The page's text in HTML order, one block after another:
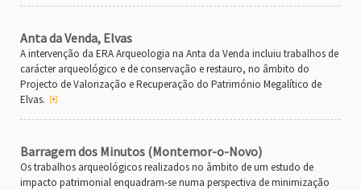
Anta da Venda, Elvas
A intervenção da ERA Arqueologia na Anta da Venda incluiu trabalhos de
carácter arqueológico e de conservação e restauro, no âmbito do
Projecto de Valorização e Recuperação do Património Megalítico de
Elvas.
Barragem dos Minutos (Montemor-o-Novo)
Os trabalhos arqueológicos realizados no âmbito de um estudo de
impacto patrimonial enquadram-se numa perspectiva de minimização